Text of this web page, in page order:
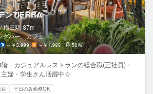
ンTIERRA
梅田駅 87m
グバー、カフェ
～￥3,999 ～￥1,999 58席
｜カジュアルレストランの総合職(正社員)・
婦・学生さん活躍中☆
平日のみ勤務OK